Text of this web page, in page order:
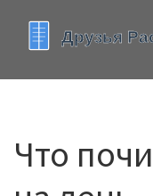
Что